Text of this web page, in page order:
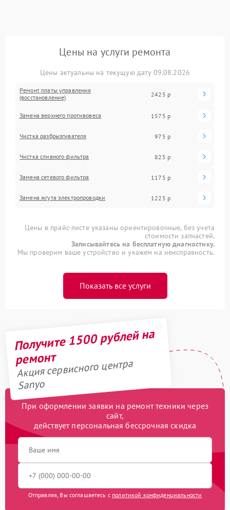
Цены на услуги ремонта
Цены актуальны на текущую дату 09.08.2026
Ремонт платы управления
(восстановление)
2425 р
Замена верхнего противовеса 1575 р
Чистка разбрызгивателя 975 р
Чистка сливного фильтра 825 р
Замена сетевого фильтра 1175 р
Замена жгута электропроводки 1225 р
Цены в прайс-листе указаны ориентировочные, без учета
стоимости запчастей.
Записывайтесь на бесплатную диагностику.
Мы проверим ваше устройство и укажем на неисправность.
Показать все услуги
Получите 1500 рублей на
ремонт
Акция сервисного центра
Sanyo
При оформлении заявки на ремонт техники через
сайт,
действует персональная бессрочная скидка
Отправляя, Вы соглашаетесь с политикой конфиденциальности